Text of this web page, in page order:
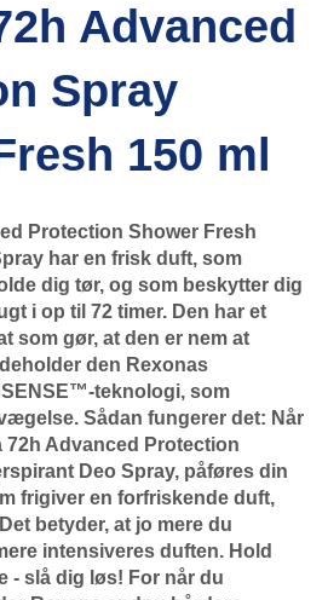
Advanced
Spray
150 ml
Protection Shower Fresh
har en frisk duft, som
dig tør, og som beskytter dig
i op til 72 timer. Den har et
som gør, at den er nem at
den Rexonas
teknologi, som
Sådan fungerer det: Når
Advanced Protection
Deo Spray, påføres din
frigiver en forfriskende duft,
betyder, at jo mere du
intensiveres duften. Hold
- slå dig løs! For når du